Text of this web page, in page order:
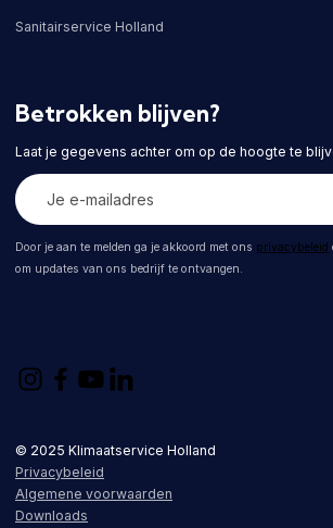
Sanitairservice Holland
Betrokken blijven?
Laat je gegevens achter om op de hoogte te
Door je aan te melden ga je akkoord met ons privacybeleid
om updates van ons bedrijf te ontvangen.
© 2025 Klimaatservice Holland
Privacybeleid
Algemene voorwaarden
Downloads